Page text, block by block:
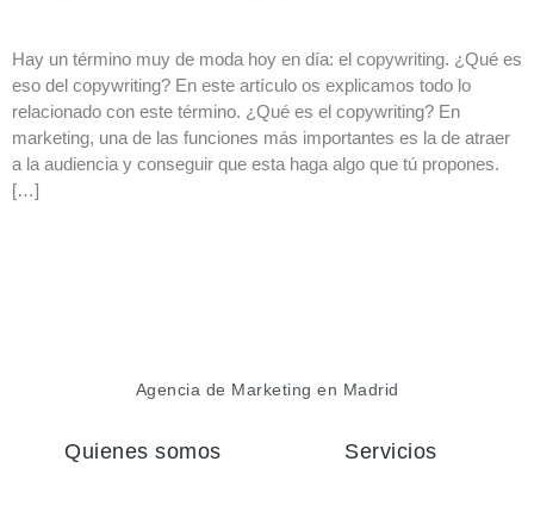
Hay un término muy de moda hoy en día: el copywriting. ¿Qué es
eso del copywriting? En este artículo os explicamos todo lo
relacionado con este término. ¿Qué es el copywriting? En
marketing, una de las funciones más importantes es la de atraer
a la audiencia y conseguir que esta haga algo que tú propones.
[…]
Agencia de Marketing en Madrid
Quienes somos Servicios